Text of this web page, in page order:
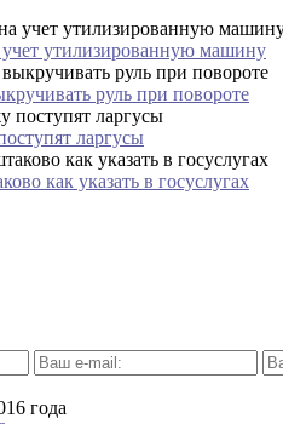
учет утилизированную машину
руль при повороте
ларгусы
как указать в госуслугах